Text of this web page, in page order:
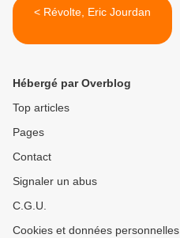
< Révolte, Eric Jourdan
Hébergé par Overblog
Top articles
Pages
Contact
Signaler un abus
C.G.U.
Cookies et données personnelles